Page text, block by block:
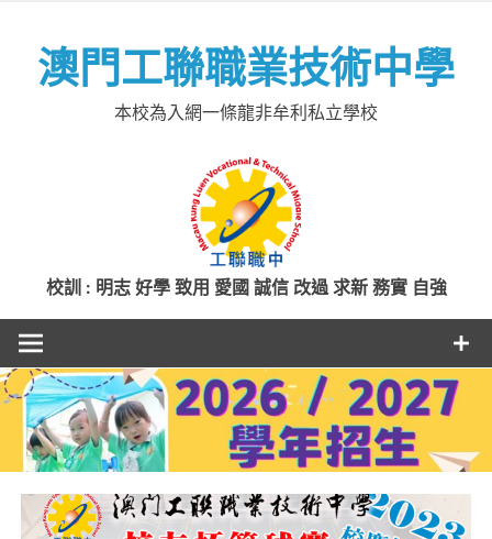
content澳門工聯職業技術中學
本校為入網一條龍非牟利私立學校
校訓 : 明志 好學 致用 愛國 誠信 改過 求新 務實 自強